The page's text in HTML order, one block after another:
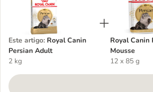
Este artigo: Royal Canin
Persian Adult
2 kg
Royal Canin
Mousse
12 x 85 g